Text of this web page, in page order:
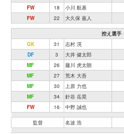
FW
18 小川 航基
FW
22 大久保 嘉人
控え選手
GK
31 志村 滉
DF
3 大井 健太郎
MF
26 藤川 虎太朗
MF
27 荒木 大吾
MF
30 上原 力也
MF
34 針谷 岳晃
FW
16 中野 誠也
監督 名波 浩